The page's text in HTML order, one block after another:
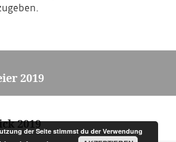
2019
2019
der Seite stimmst du der Verwendung